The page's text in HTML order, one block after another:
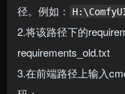
径。例如：
2.将该路径下的
requirements_old.txt
3.在前端路径上输入